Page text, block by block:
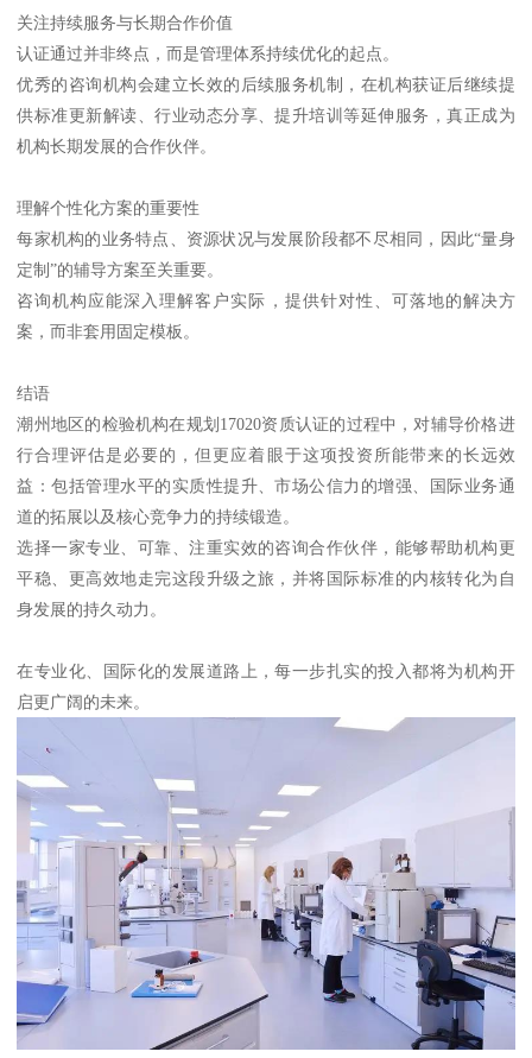
关注持续服务与长期合作价值
认证通过并非终点，而是管理体系持续优化的起点。
优秀的咨询机构会建立长效的后续服务机制，在机构获证后继续提
供标准更新解读、行业动态分享、提升培训等延伸服务，真正成为
机构长期发展的合作伙伴。
理解个性化方案的重要性
每家机构的业务特点、资源状况与发展阶段都不尽相同，因此“量身
定制”的辅导方案至关重要。
咨询机构应能深入理解客户实际，提供针对性、可落地的解决方
案，而非套用固定模板。
结语
潮州地区的检验机构在规划17020资质认证的过程中，对辅导价格进
行合理评估是必要的，但更应着眼于这项投资所能带来的长远效
益：包括管理水平的实质性提升、市场公信力的增强、国际业务通
道的拓展以及核心竞争力的持续锻造。
选择一家专业、可靠、注重实效的咨询合作伙伴，能够帮助机构更
平稳、更高效地走完这段升级之旅，并将国际标准的内核转化为自
身发展的持久动力。
在专业化、国际化的发展道路上，每一步扎实的投入都将为机构开
启更广阔的未来。